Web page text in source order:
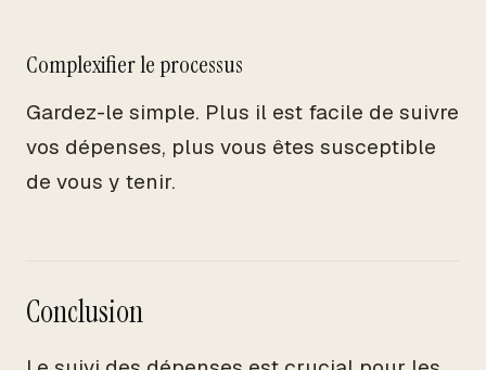
Complexifier le processus
Gardez-le simple. Plus il est facile de suivre
vos dépenses, plus vous êtes susceptible
de vous y tenir.
Conclusion